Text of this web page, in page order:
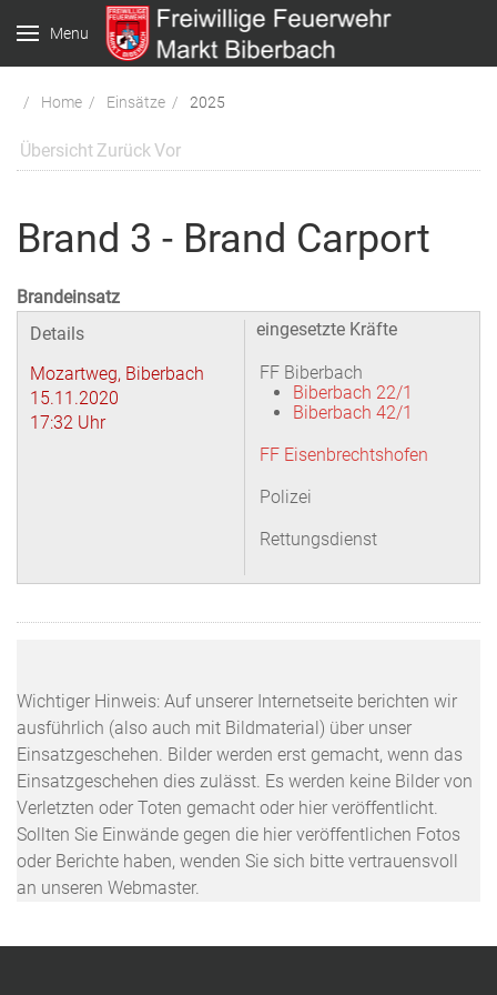
Menu
Home Einsätze 2025
Übersicht ZurückVor
Brand 3 - Brand Carport
Brandeinsatz
Details
Mozartweg, Biberbach
15.11.2020
17:32 Uhr
eingesetzte Kräfte
FF Biberbach
Biberbach 22/1
Biberbach 42/1
FF Eisenbrechtshofen
Polizei
Rettungsdienst
Wichtiger Hinweis: Auf unserer Internetseite berichten wir
ausführlich (also auch mit Bildmaterial) über unser
Einsatzgeschehen. Bilder werden erst gemacht, wenn das
Einsatzgeschehen dies zulässt. Es werden keine Bilder von
Verletzten oder Toten gemacht oder hier veröffentlicht.
Sollten Sie Einwände gegen die hier veröffentlichen Fotos
oder Berichte haben, wenden Sie sich bitte vertrauensvoll
an unseren Webmaster.